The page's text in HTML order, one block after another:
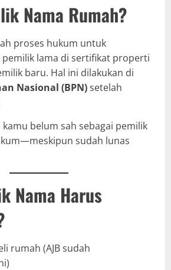
Nama Rumah?
proses hukum untuk
lama di sertifikat properti
baru. Hal ini dilakukan di
Nasional (BPN)setelah
belum sah sebagai pemilik
sudah lunas
Nama Harus
rumah (AJB sudah